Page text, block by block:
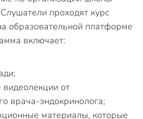
проходят курс
образовательной платформе
включает:
видеолекции от
врача-эндокринолога;
материалы, которые